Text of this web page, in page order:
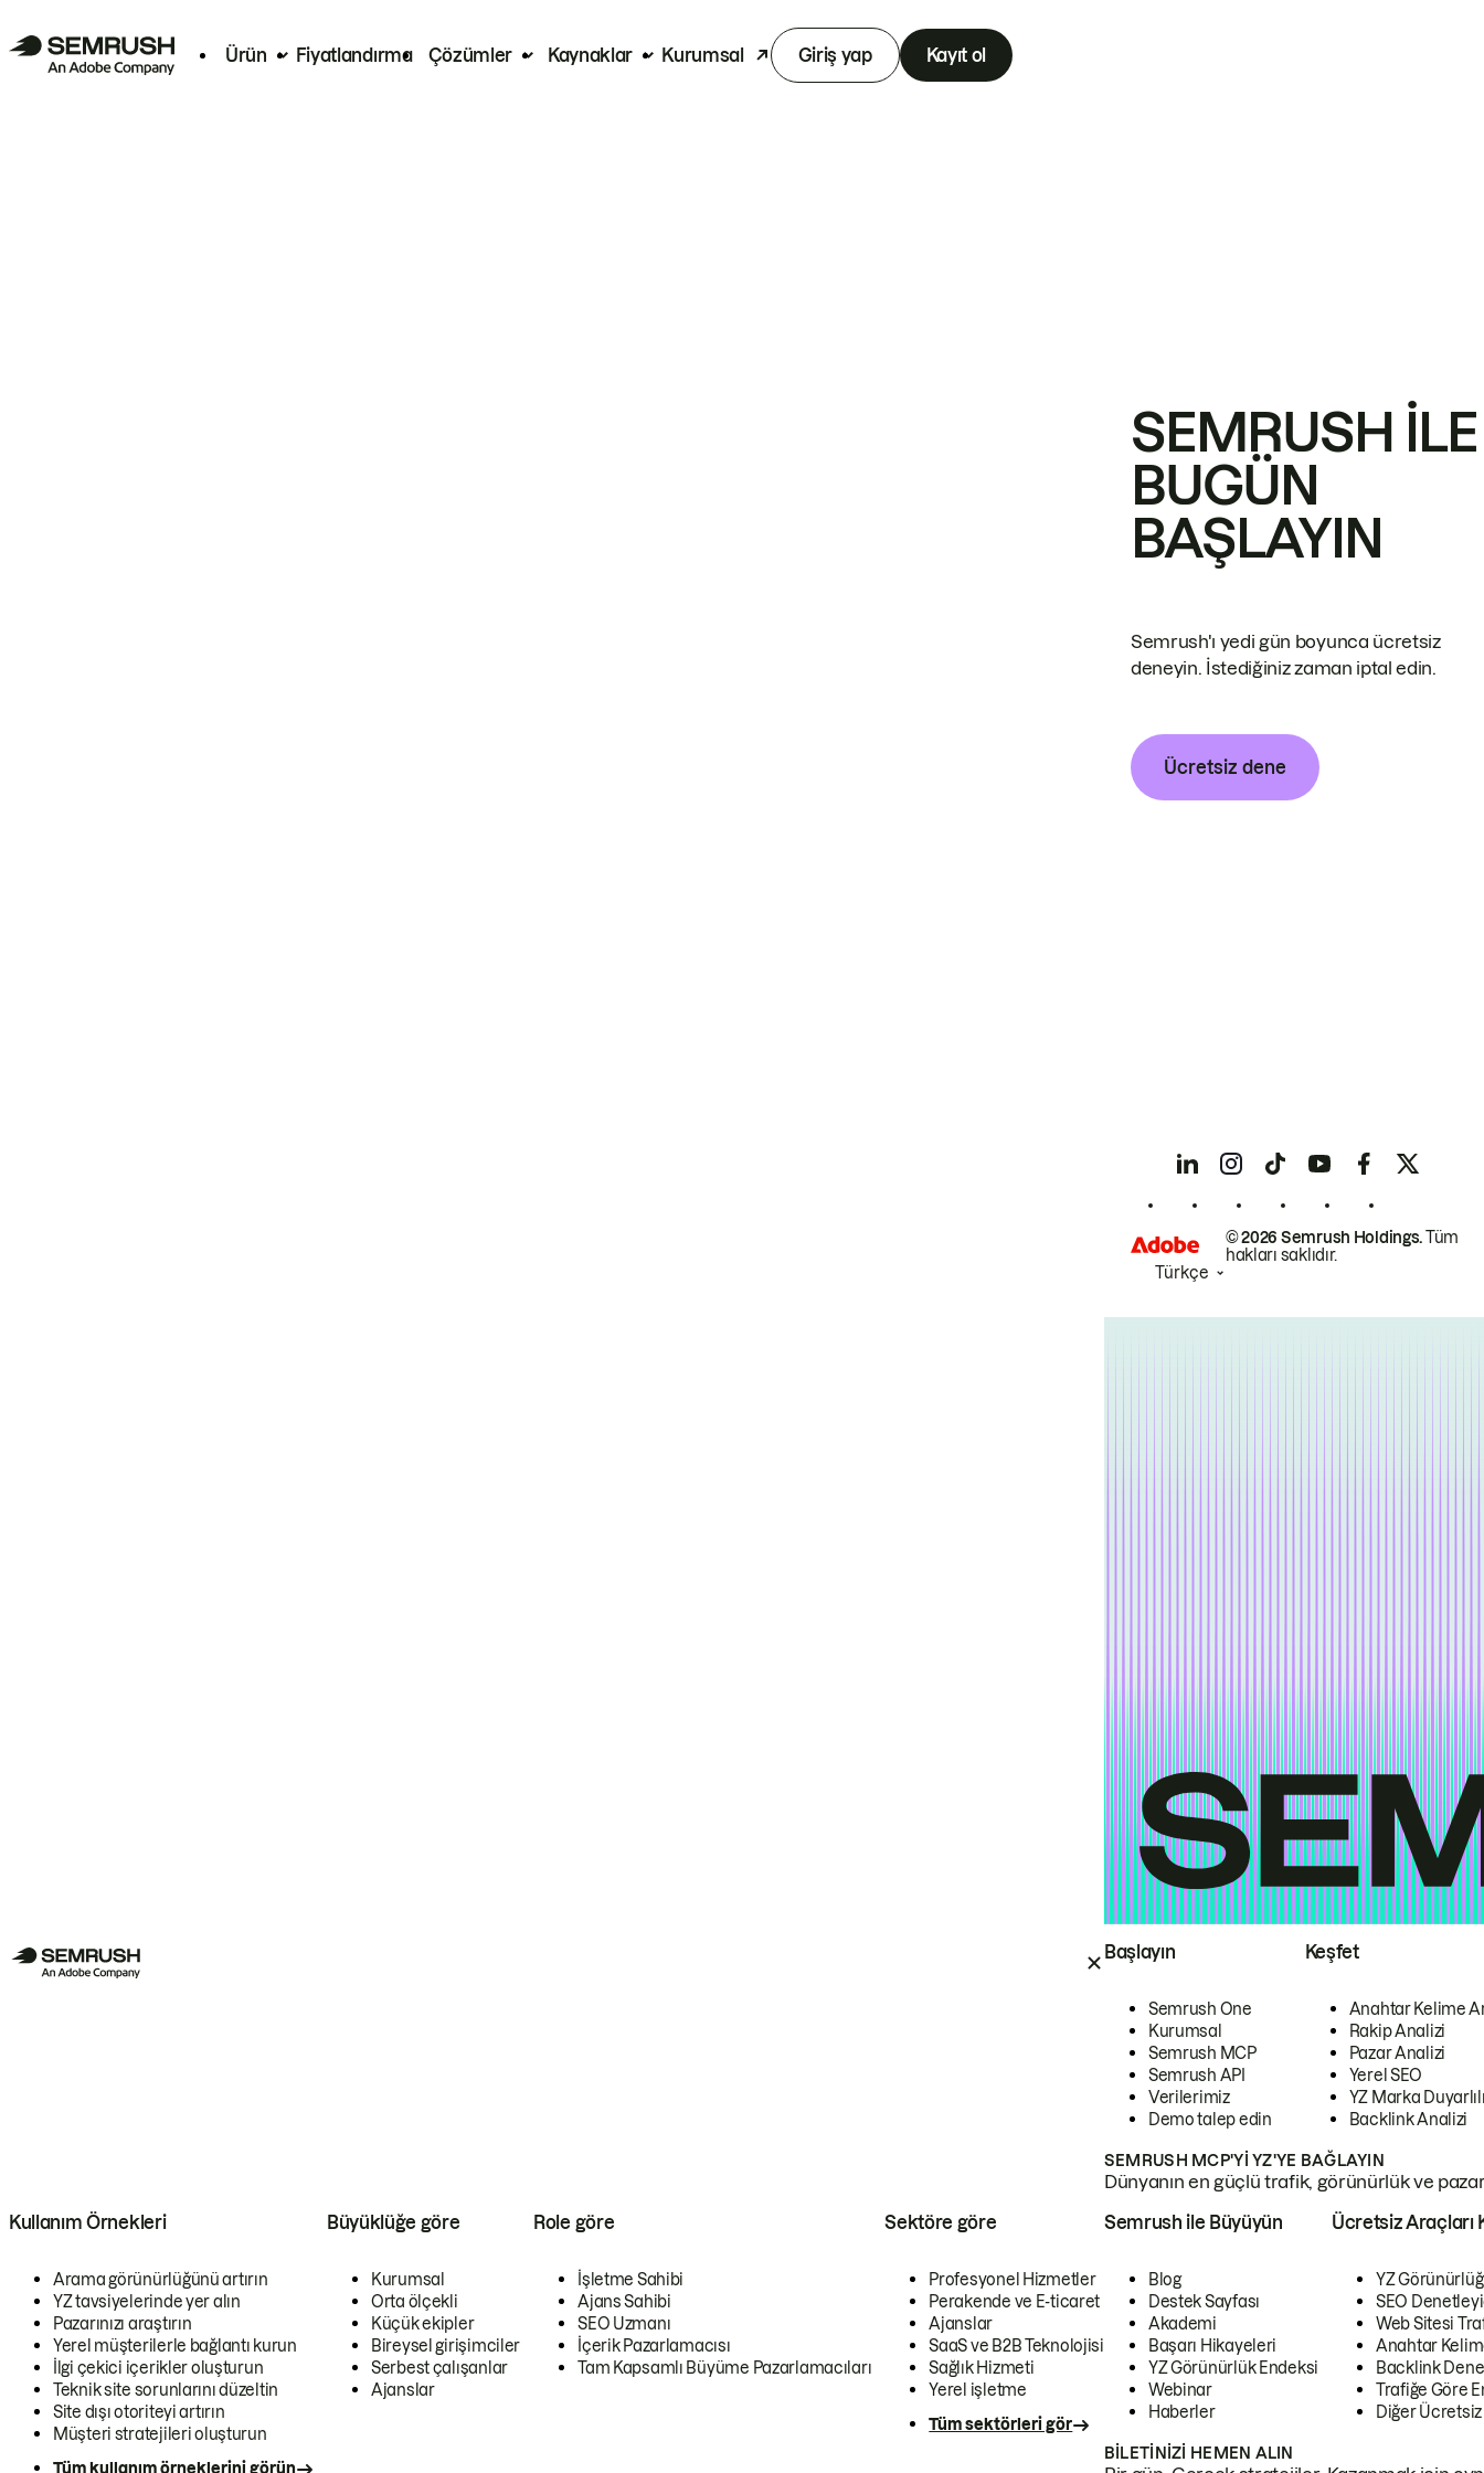
Ürün Fiyatlandırma Çözümler Kaynaklar Kurumsal Giriş yap Kayıt ol
Başlayın
Semrush One
Kurumsal
Semrush MCP
Semrush API
Verilerimiz
Demo talep edin
Keşfet
Anahtar Kelime
Rakip Analizi
Pazar Analizi
Yerel SEO
YZ Marka
Backlink Analizi
SEMRUSH MCP'YI YZ'YE BAĞLAYIN
Dünyanın en güçlü trafik, görünürlük ve
Kullanım Örnekleri
Arama görünürlüğünü artırın
YZ tavsiyelerinde yer alın
Pazarınızı araştırın
Yerel müşterilerle bağlantı kurun
İlgi çekici içerikler oluşturun
Teknik site sorunlarını düzeltin
Site dışı otoriteyi artırın
Müşteri stratejileri oluşturun
Tüm kullanım örneklerini görün
Büyüklüğe göre
Kurumsal
Orta ölçekli
Küçük ekipler
Bireysel girişimciler
Serbest çalışanlar
Ajanslar
Role göre
İşletme Sahibi
Ajans Sahibi
SEO Uzmanı
İçerik Pazarlamacısı
Tam Kapsamlı Büyüme Pazarlamacıları
Sektöre göre
Profesyonel Hizmetler
Perakende ve E-ticaret
Ajanslar
SaaS ve B2B Teknolojisi
Sağlık Hizmeti
Yerel işletme
Tüm sektörleri gör
Semrush ile Büyüyün
Blog
Destek Sayfası
Akademi
Başarı Hikayeleri
YZ Görünürlük Endeksi
Webinar
Haberler
Ücretsiz Araçları
YZ
SEO
Web Sitesi
Anahtar
Backlink
Trafiğe Göre
Diğer
BILETINIZI HEMEN ALIN
SEMRUSH ILE
BUGÜN
BAŞLAYIN
Semrush'ı yedi gün boyunca ücretsiz
deneyin. İstediğiniz zaman iptal edin.
Ücretsiz dene
© 2026 Semrush Holdings.Tüm
hakları saklıdır.
Türkçe